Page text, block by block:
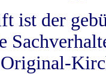
ist der